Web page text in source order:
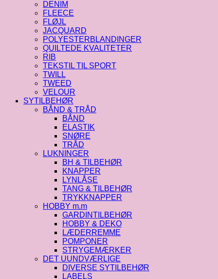
DENIM
FLEECE
FLØJL
JACQUARD
POLYESTERBLANDINGER
QUILTEDE KVALITETER
RIB
TEKSTIL TIL SPORT
TWILL
TWEED
VELOUR
SYTILBEHØR
BÅND & TRÅD
BÅND
ELASTIK
SNØRE
TRÅD
LUKNINGER
BH & TILBEHØR
KNAPPER
LYNLÅSE
TANG & TILBEHØR
TRYKKNAPPER
HOBBY m.m
GARDINTILBEHØR
HOBBY & DEKO
LÆDERREMME
POMPONER
STRYGEMÆRKER
DET UUNDVÆRLIGE
DIVERSE SYTILBEHØR
LABELS